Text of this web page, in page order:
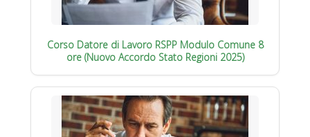
Corso Datore di Lavoro RSPP Modulo Comune 8
ore (Nuovo Accordo Stato Regioni 2025)